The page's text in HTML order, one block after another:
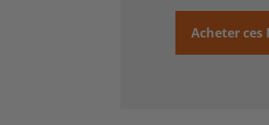
Acheter ces